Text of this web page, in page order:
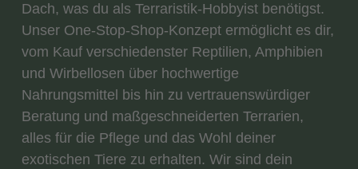
Dach, was du als Terraristik-Hobbyist benötigst.
Unser One-Stop-Shop-Konzept ermöglicht es dir,
vom Kauf verschiedenster Reptilien, Amphibien
und Wirbellosen über hochwertige
Nahrungsmittel bis hin zu vertrauenswürdiger
Beratung und maßgeschneiderten Terrarien,
alles für die Pflege und das Wohl deiner
exotischen Tiere zu erhalten. Wir sind dein